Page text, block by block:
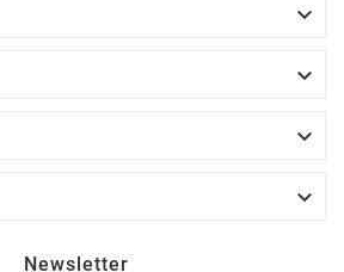




Newsletter